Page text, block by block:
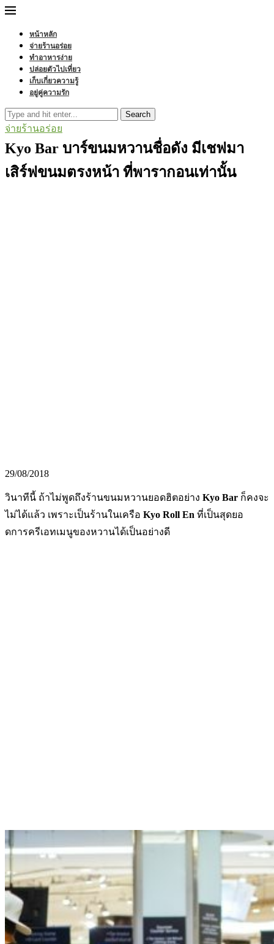
หน้าหลัก
จ่ายร้านอร่อย
ทำอาหารง่าย
ปล่อยตัวไปเที่ยว
เก็บเกี่ยวความรู้
อยู่คู่ความรัก
Search
จ่ายร้านอร่อย
Kyo Bar บาร์ขนมหวานชื่อดัง มีเชฟมา
เสิร์ฟขนมตรงหน้า ที่พารากอนเท่านั้น
29/08/2018
วินาทีนี้ ถ้าไม่พูดถึงร้านขนมหวานยอดฮิตอย่าง Kyo Bar ก็คงจะ
ไม่ได้แล้ว เพราะเป็นร้านในเครือ Kyo Roll En ที่เป็นสุดยอ
ดการครีเอทเมนูของหวานได้เป็นอย่างดี